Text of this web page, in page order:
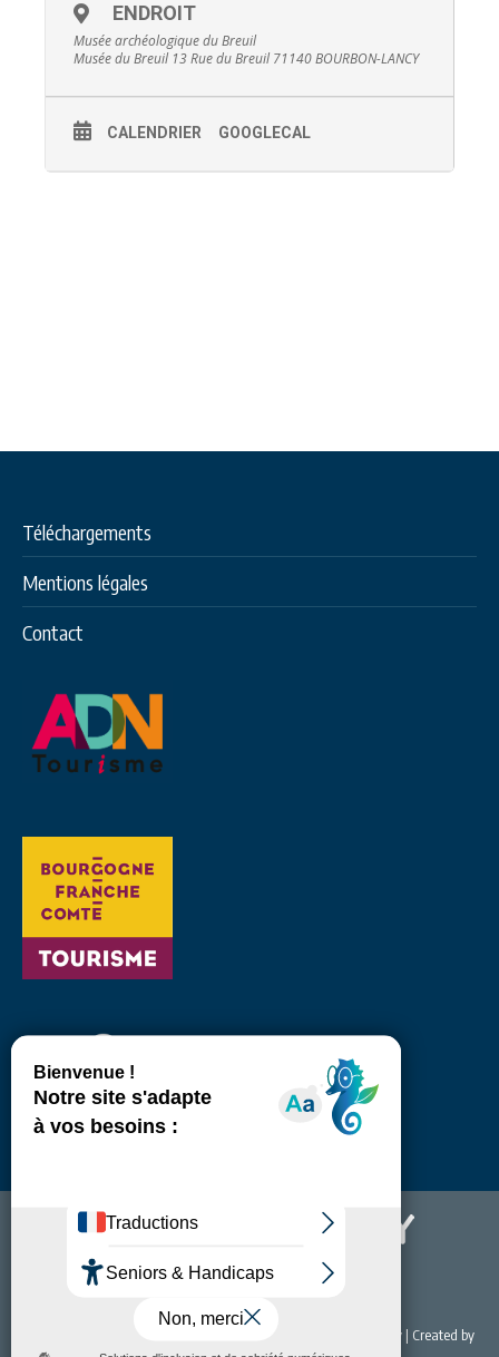
ENDROIT
Musée archéologique du Breuil
Musée du Breuil 13 Rue du Breuil 71140 BOURBON-LANCY
CALENDRIER GOOGLECAL
Téléchargements
Mentions légales
Contact
© 2022 Office de Tourisme & du Thermalisme de Bourbon-Lancy | Created by